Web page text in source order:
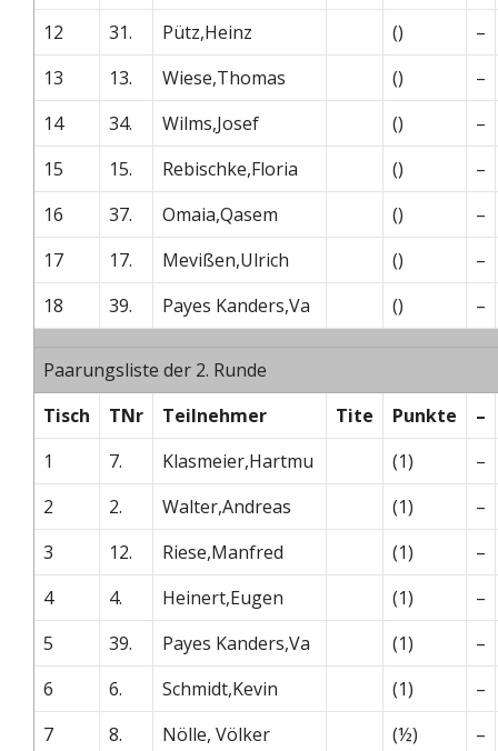
12
31. Pütz,Heinz ()
–
13
13. Wiese,Thomas ()
–
14
34. Wilms,Josef ()
–
15
15. Rebischke,Floria ()
–
16
37. Omaia,Qasem ()
–
17
17. Mevißen,Ulrich ()
–
18
39. Payes Kanders,Va () –
Paarungsliste der 2. Runde
Tisch
TNr Teilnehmer Tite Punkte
–
1
7. Klasmeier,Hartmu (1)
–
2
2. Walter,Andreas (1)
–
3
12. Riese,Manfred (1)
–
4
4. Heinert,Eugen (1)
–
5
39. Payes Kanders,Va (1)
–
6
6. Schmidt,Kevin (1)
–
7
8. Nölle, Völker (½)
–